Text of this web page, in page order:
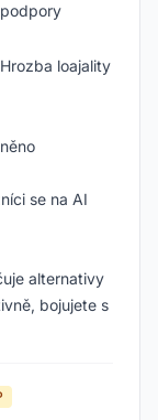
podpory
Hrozba loajality
se na AI
alternativy
bojujete s